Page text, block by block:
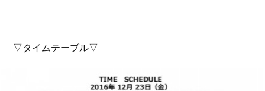
▽タイムテーブル▽